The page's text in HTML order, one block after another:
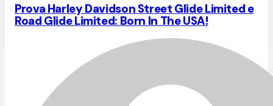
Prova Harley Davidson Street Glide Limited e
Road Glide Limited: Born In The USA!